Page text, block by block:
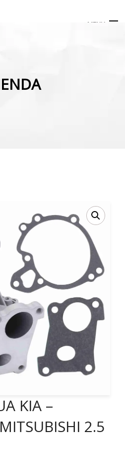
MENU
KIA –
2.5